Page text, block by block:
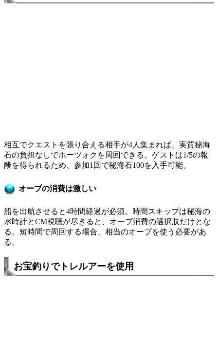
相互でクエストを張り合える相手が4人集まれば、実質秘海
石の負担なしでホーツォクを周回できる。ゲストは1/5の報
酬を得られるため、参加1回で秘海石100を入手可能。
オーブの消費は激しい
船を出航させると4時間経過が必須。時間スキップは秘海の
水時計とCM視聴が尽きると、オーブ消費の選択肢だけとな
る。短時間で周回する場合、相当のオーブを使う必要があ
る。
お宝釣りでトレルアーを使用